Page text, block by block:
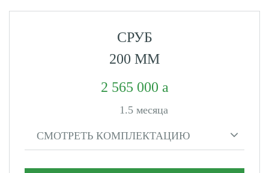
СРУБ
200 ММ
2 565 000
1.5 месяца
СМОТРЕТЬ КОМПЛЕКТАЦИЮ